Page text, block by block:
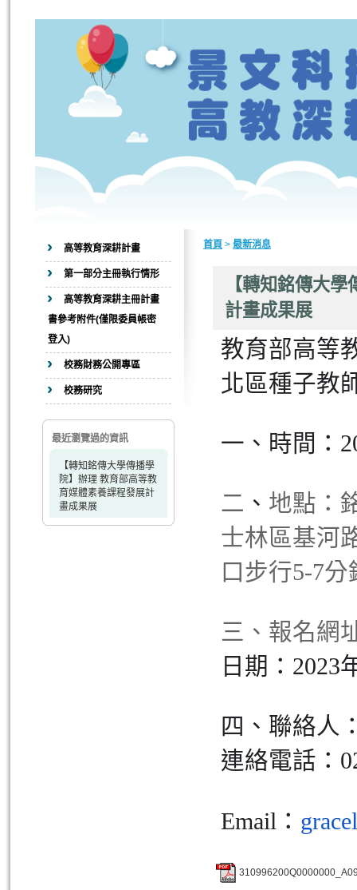
高等教育深耕計畫
第一部分主冊執行情形
高等教育深耕主冊計畫
書參考附件(僅限委員帳密
登入)
校務財務公開專區
校務研究
最近瀏覽過的資訊
【轉知銘傳大學傳播學
院】辦理 教育部高等教
育媒體素養課程發展計
畫成果展
首頁 > 最新消息
【轉知銘傳大
計畫成果展
教育部高等
北區種子教
一、時間：
二 、 地點：
士林區基河
口步行5-7分
三、報名網
日期：2023
四、聯絡人
連絡電話：
Email：